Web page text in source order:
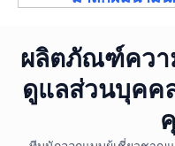
ผลิตภัณฑ์คว
ดูแลส่วนบุคค